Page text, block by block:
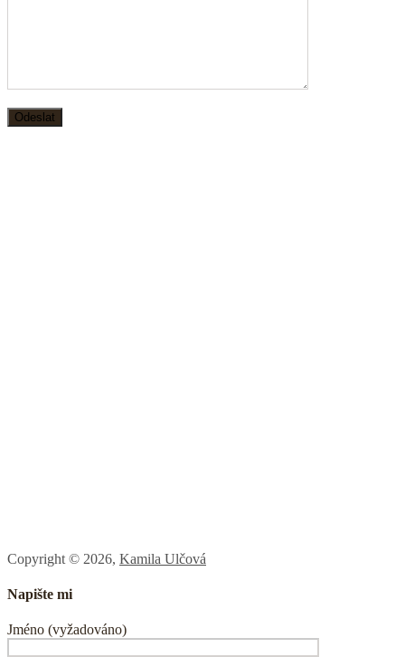
Copyright © 2026, Kamila Ulčová
Napište mi
Jméno (vyžadováno)